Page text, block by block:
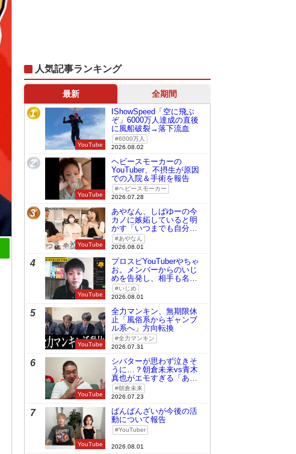
人気記事ランキング
最新 全期間
1
YouTube
IShowSpeed「空に飛ぶ
ぞ」6000万人達成の直後
に風船破裂→落下流血
6000万人
2026.08.02
2
YouTube
ヘビースモーカーの
YouTuber、不摂生が原因
での入院＆手術を報告
ヘビースモーカー
2026.07.28
3
YouTube
あやなん、しばゆーの今
カノに嫉妬していると明
かす「いつまでも自分の
ものみたいに…」
あやなん
2026.08.01
4
YouTube
プロスピYouTuberやちゃ
お。メンバーからのいじ
めを告発し、相手も名指
しで批判
いじめ
2026.08.01
5
YouTube
全力マンキン、無期限休
止「風俗系からギャンブ
ル系へ」方向転換
全力マンキン
2026.07.31
6
YouTube
シバターが思わず泣きそ
うに…？朝倉未来vs青木
真也がエモすぎる「あの
時の桜庭和志は今の青木
真也」
朝倉未来
2026.07.23
7
YouTube
ばんばんざいが今後の活
動について報告
YouTuber
2026.08.01